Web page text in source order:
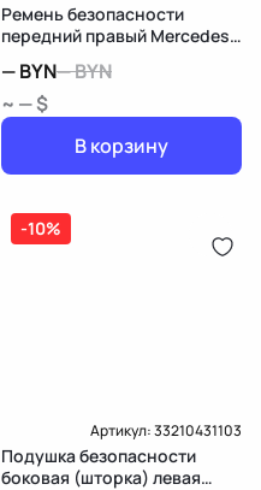
Ремень безопасности
передний правый Mercedes-
—BYN—BYN
~ — $
В корзину
-10%
Артикул:33210431103
Подушка безопасности
боковая (шторка) левая